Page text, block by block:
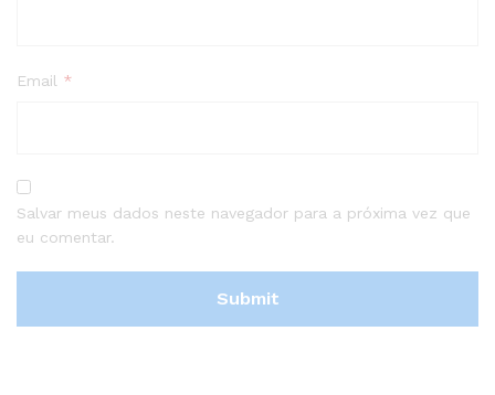
Email *
Salvar meus dados neste navegador para a próxima vez que
eu comentar.